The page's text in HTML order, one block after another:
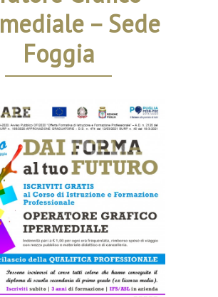
– Sede
Foggia